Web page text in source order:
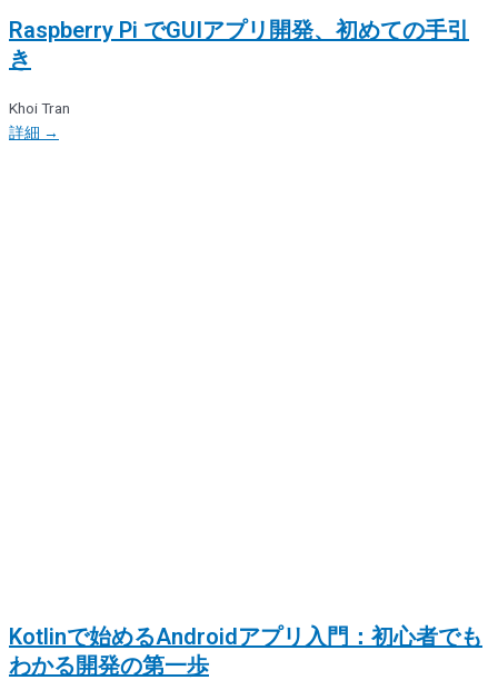
Raspberry Pi でGUIアプリ開発、初めての手引
き
Khoi Tran
詳細 →
Kotlinで始めるAndroidアプリ入門：初心者でも
わかる開発の第一歩